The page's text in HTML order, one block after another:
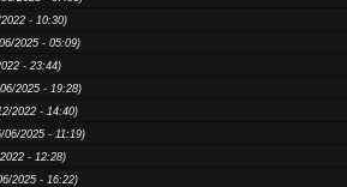
- 10:30)
2025 - 05:09)
- 23:44)
2025 - 19:28)
2022 - 14:40)
06/2025 - 11:19)
- 12:28)
2025 - 16:22)